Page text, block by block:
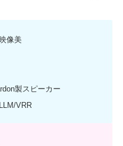
像美
製スピーカー
VRR